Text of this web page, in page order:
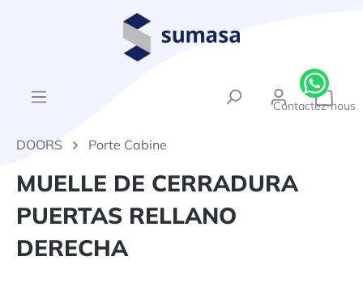
DOORS Porte Cabine
MUELLE DE CERRADURA
PUERTAS RELLANO
DERECHA
Contactez-nous